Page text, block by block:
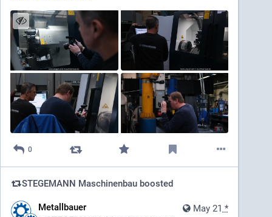
0
STEGEMANN Maschinenbau boosted
May 21 *
Metallbauer